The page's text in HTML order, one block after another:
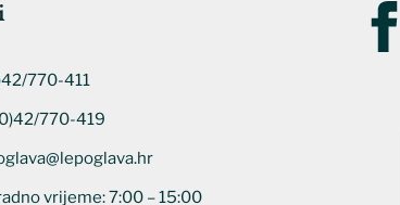
770-411
770-419
vrijeme: 7:00 – 15:00